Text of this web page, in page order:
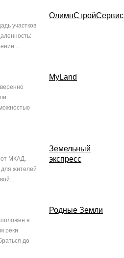
участков
...
ОлимпСтройСервис
MyLand
от МКАД.
жителей
Земельный
экспресс
в
реки
до
Родные Земли